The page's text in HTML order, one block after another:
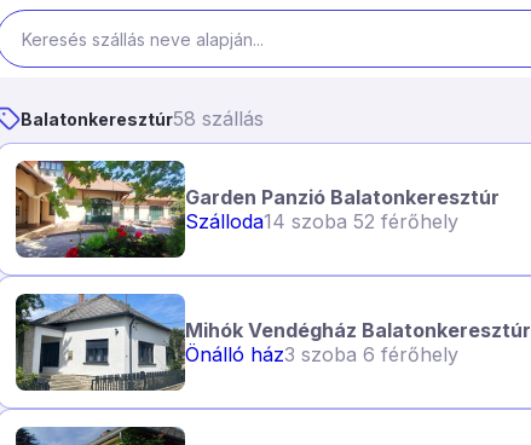
Balatonkeresztúr58 szállás
Garden Panzió Balatonkeresztúr
Szálloda14 szoba 52 férőhely
Mihók Vendégház Balatonkeresztúr
Önálló ház3 szoba 6 férőhely